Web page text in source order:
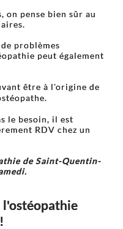
on pense bien sûr au
problèmes
peut également
être à l'origine de
le besoin, il est
RDV chez un
de Saint-Quentin-
l'ostéopathie